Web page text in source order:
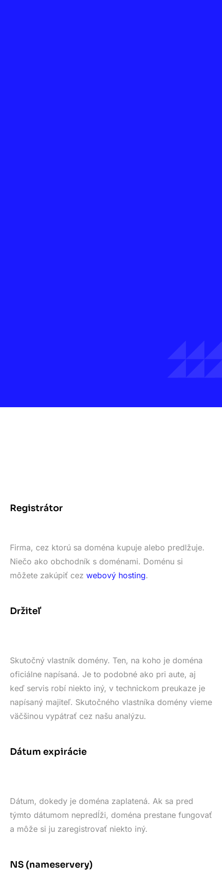
Registrátor
Firma, cez ktorú sa doména kupuje alebo predlžuje.
Niečo ako obchodník s doménami. Doménu si
môžete zakúpiť cez webový hosting.
Držiteľ
Skutočný vlastník domény. Ten, na koho je doména
oficiálne napísaná. Je to podobné ako pri aute, aj
keď servis robí niekto iný, v technickom preukaze je
napísaný majiteľ. Skutočného vlastníka domény vieme
väčšinou vypátrať cez našu analýzu.
Dátum expirácie
Dátum, dokedy je doména zaplatená. Ak sa pred
týmto dátumom nepredĺži, doména prestane fungovať
a môže si ju zaregistrovať niekto iný.
NS (nameservery)